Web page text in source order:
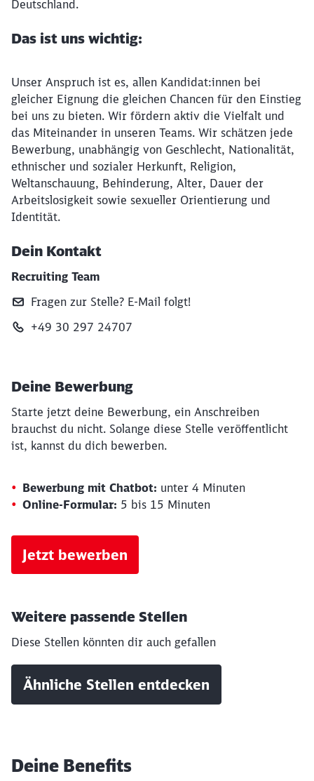
Deutschland.
Das ist uns wichtig:
Unser Anspruch ist es, allen Kandidat:innen bei
gleicher Eignung die gleichen Chancen für den Einstieg
bei uns zu bieten. Wir fördern aktiv die Vielfalt und
das Miteinander in unseren Teams. Wir schätzen jede
Bewerbung, unabhängig von Geschlecht, Nationalität,
ethnischer und sozialer Herkunft, Religion,
Weltanschauung, Behinderung, Alter, Dauer der
Arbeitslosigkeit sowie sexueller Orientierung und
Identität.
Dein Kontakt
Recruiting Team
Fragen zur Stelle? E‑Mail folgt!
+49 30 297 24707
Deine Bewerbung
Starte jetzt deine Bewerbung, ein Anschreiben
brauchst du nicht. Solange diese Stelle veröffentlicht
ist, kannst du dich bewerben.
Bewerbung mit Chatbot: unter 4 Minuten
Online-Formular: 5 bis 15 Minuten
Jetzt bewerben
Weitere passende Stellen
Diese Stellen könnten dir auch gefallen
Ähnliche Stellen entdecken
Deine Benefits